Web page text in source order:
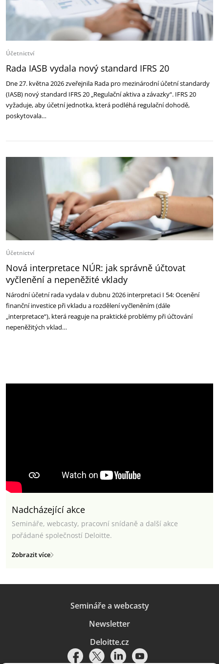
Účetnictví
Rada IASB vydala nový standard IFRS 20
Dne 27. května 2026 zveřejnila Rada pro mezinárodní účetní standardy
(IASB) nový standard IFRS 20 „Regulační aktiva a závazky“. IFRS 20
vyžaduje, aby účetní jednotka, která podléhá regulační dohodě,
poskytovala…
Účetnictví
Nová interpretace NÚR: jak správně účtovat
vyčlenění a nepeněžité vklady
Národní účetní rada vydala v dubnu 2026 interpretaci I 54: Ocenění
finanční investice při vkladu a rozdělení vyčleněním (dále
„interpretace“), která reaguje na praktické problémy při účtování
nepeněžitých vklad…
Nadcházející akce
Semináře, webcasty, pracovní snídaně a další akce
pořádané společností Deloitte.
Zobrazit více
Semináře a webcasty
Newsletter
Deloitte.cz